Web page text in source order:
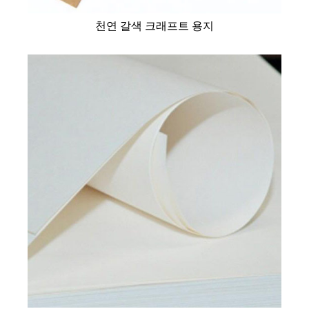
천연 갈색 크래프트 용지